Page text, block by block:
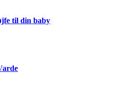
til din baby